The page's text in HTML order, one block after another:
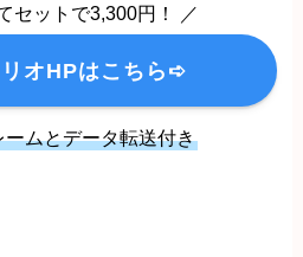
セットで3,300円！ ／
オHPはこちら➪
ムとデータ転送付き